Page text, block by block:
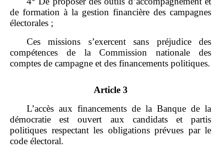
de formation à la gestion financière des campagnes
électorales ;
Ces missions s’exercent sans préjudice des
compétences de la Commission nationale des
comptes de campagne et des financements politiques.
Article 3
L’accès aux financements de la Banque de la
démocratie est ouvert aux candidats et partis
politiques respectant les obligations prévues par le
code électoral.